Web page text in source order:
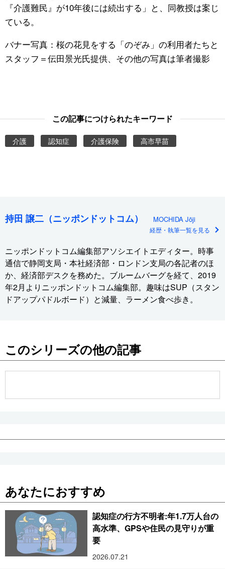
『介護難民』が10年後には続出する」と、同教授は案じ
ている。
バナー写真：桜の花見をする「のぞみ」の利用者たちと
スタッフ＝伝田景光氏提供、その他の写真は筆者撮影
この記事につけられたキーワード
介護 認知症 介護保険 高市早苗
持田 譲二（ニッポンドットコム） MOCHIDA Jōji
経歴・執筆一覧を見る
ニッポンドットコム編集部アソシエイトエディター。時事
通信で静岡支局・本社経済部・ロンドン支局の各記者のほ
か、経済部デスクを務めた。ブルームバーグを経て、2019
年2月よりニッポンドットコム編集部。趣味はSUP（スタン
ドアップパドルボード）と減量、ラーメン食べ歩き。
このシリーズの他の記事
あなたにおすすめ
認知症の行方不明者:年1.7万人台の
高水準、GPSや住民の見守りが重
要
2026.07.21